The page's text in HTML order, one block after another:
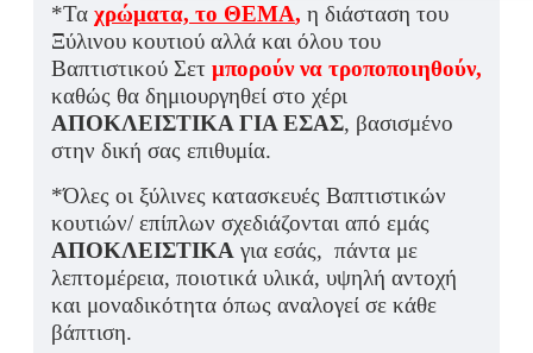
*Τα χρώματα, το ΘΕΜΑ, η διάσταση του
Ξύλινου κουτιού αλλά και όλου του
Βαπτιστικού Σετ μπορούν να τροποποιηθούν,
καθώς θα δημιουργηθεί στο χέρι
ΑΠΟΚΛΕΙΣΤΙΚΑ ΓΙΑ ΕΣΑΣ, βασισμένο
στην δική σας επιθυμία.
*Όλες οι ξύλινες κατασκευές Βαπτιστικών
κουτιών/ επίπλων σχεδιάζονται από εμάς
ΑΠΟΚΛΕΙΣΤΙΚΑ για εσάς, πάντα με
λεπτομέρεια, ποιοτικά υλικά, υψηλή αντοχή
και μοναδικότητα όπως αναλογεί σε κάθε
βάπτιση.